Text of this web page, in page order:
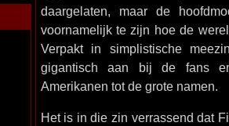
daargelaten, maar de
voornamelijk te zijn hoe de
Verpakt in simplistische
gigantisch aan bij de fans
Amerikanen tot de grote namen.
Het is in die zin verrassend dat